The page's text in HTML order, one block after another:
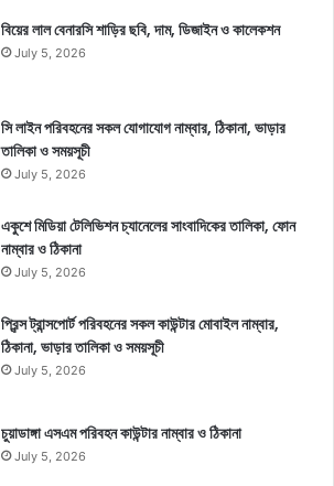
বিয়ের লাল বেনারসি শাড়ির ছবি, দাম, ডিজাইন ও কালেকশন
July 5, 2026
সি লাইন পরিবহনের সকল যোগাযোগ নাম্বার, ঠিকানা, ভাড়ার
তালিকা ও সময়সূচী
July 5, 2026
একুশে মিডিয়া টেলিভিশন চ্যানেলের সাংবাদিকের তালিকা, ফোন
নাম্বার ও ঠিকানা
July 5, 2026
প্রিন্স ট্রান্সপোর্ট পরিবহনের সকল কাউন্টার মোবাইল নাম্বার,
ঠিকানা, ভাড়ার তালিকা ও সময়সূচী
July 5, 2026
চুয়াডাঙ্গা এসএম পরিবহন কাউন্টার নাম্বার ও ঠিকানা
July 5, 2026